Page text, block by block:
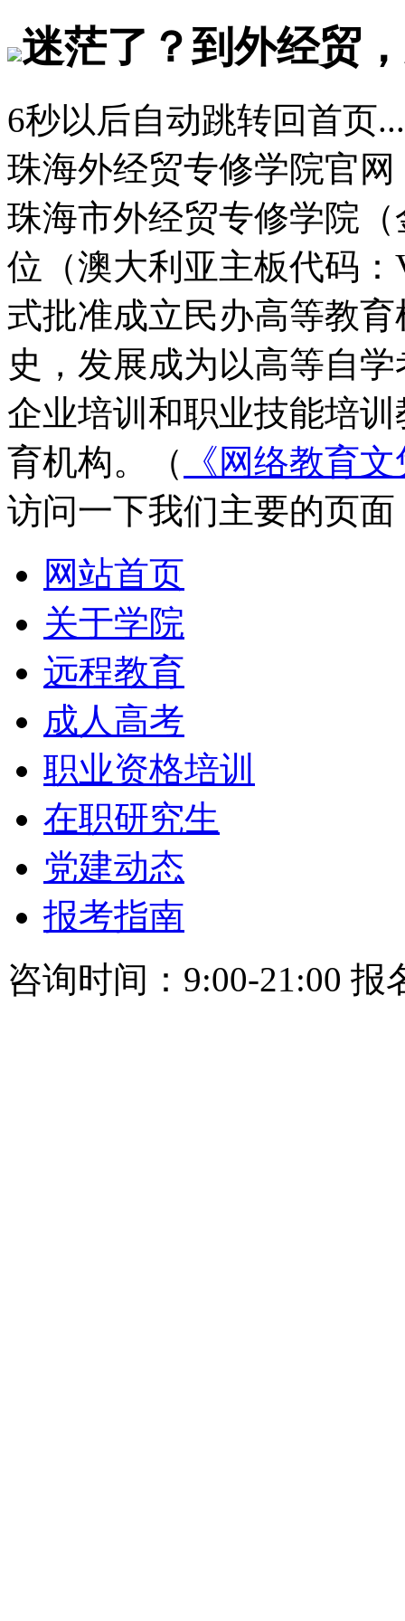
迷茫了？到外经贸
6秒以后自动跳转回首页...
珠海外经贸专修学院官网
珠海市外经贸专修学院
位（澳大利亚主板代码
式批准成立民办高等教
史，发展成为以高等自
企业培训和职业技能培
育机构。（
《网络教育
访问一下我们主要的页面
网站首页
关于学院
远程教育
成人高考
职业资格培训
在职研究生
党建动态
报考指南
咨询时间：9:00-21:00 报